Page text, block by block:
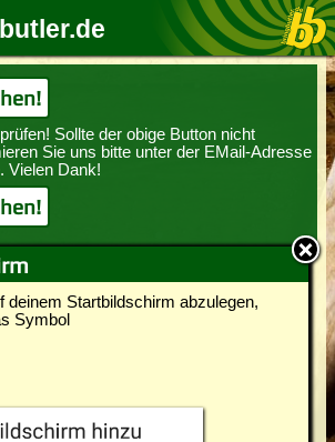
deinem Startbildschirm abzulegen,
Symbol